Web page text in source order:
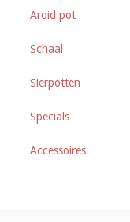
Aroid pot
Schaal
Sierpotten
Specials
Accessoires